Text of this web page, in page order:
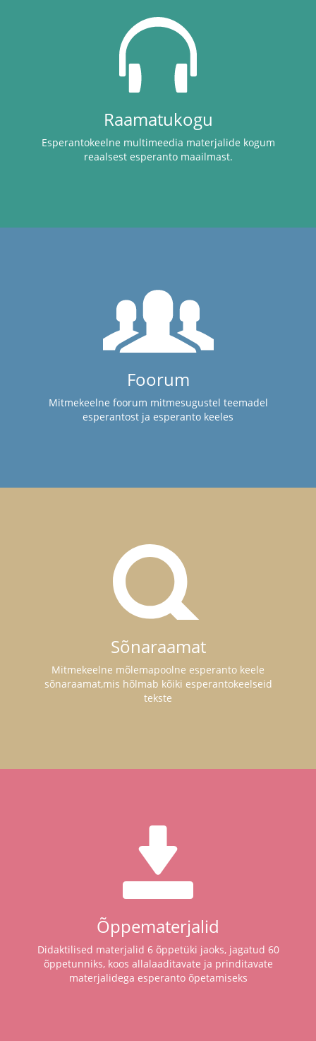
Raamatukogu
Esperantokeelne multimeedia materjalide kogum
reaalsest esperanto maailmast.
Foorum
Mitmekeelne foorum mitmesugustel teemadel
esperantost ja esperanto keeles
Sõnaraamat
Mitmekeelne mõlemapoolne esperanto keele
sõnaraamat,mis hõlmab kõiki esperantokeelseid
tekste
Õppematerjalid
Didaktilised materjalid 6 õppetüki jaoks, jagatud 60
õppetunniks, koos allalaaditavate ja prinditavate
materjalidega esperanto õpetamiseks